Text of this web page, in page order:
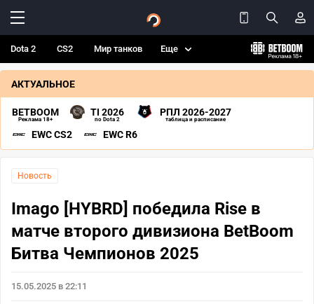
Dota 2 CS2 Мир танков Еще
АКТУАЛЬНОЕ
BETBOOM
Реклама 18+
TI 2026
по Dota 2
РПЛ 2026-2027
таблица и расписание
EWC CS2 EWC R6
Новость
Imago [HYBRD] победила Rise в
матче второго дивизиона BetBoom
Битва Чемпионов 2025
15.05.2025 в 22:11